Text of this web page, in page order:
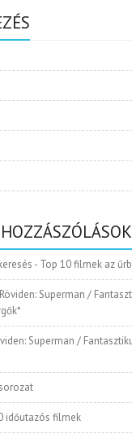
- Top 10 filmek az
Röviden: Superman /
Superman /
időutazós filmek